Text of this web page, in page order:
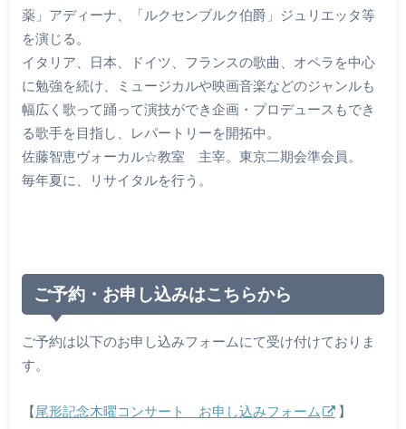
薬」アディーナ、「ルクセンブルク伯爵」ジュリエッタ等
を演じる。
イタリア、日本、ドイツ、フランスの歌曲、オペラを中心
に勉強を続け、ミュージカルや映画音楽などのジャンルも
幅広く歌って踊って演技ができ企画・プロデュースもでき
る歌手を目指し、レパートリーを開拓中。
佐藤智恵ヴォーカル☆教室 主宰。東京二期会準会員。
毎年夏に、リサイタルを行う。
ご予約・お申し込みはこちらから
ご予約は以下のお申し込みフォームにて受け付けておりま
す。
【 尾形記念木曜コンサート お申し込みフォーム 】